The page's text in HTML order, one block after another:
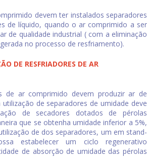
devem ter instalados separadores
de líquido, quando o ar comprimido a ser
de qualidade industrial ( com a eliminação
no processo de resfriamento).
DE RESFRIADORES DE AR
de ar comprimido devem produzir ar de
de separadores de umidade deve
de secadores dotados de pérolas
que se obtenha umidade inferior a 5%,
de dos separadores, um em stand-
estabelecer um ciclo regenerativo
de absorção de umidade das pérolas